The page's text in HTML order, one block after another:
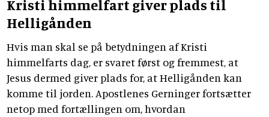
Kristi himmelfart giver plads til
Helligånden
Hvis man skal se på betydningen af Kristi
himmelfarts dag, er svaret først og fremmest, at
Jesus dermed giver plads for, at Helligånden kan
komme til jorden. Apostlenes Gerninger fortsætter
netop med fortællingen om, hvordan